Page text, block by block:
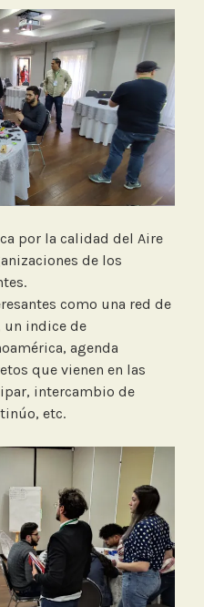
por la calidad del Aire
de los
como una red de
un indice de
agenda
que vienen en las
intercambio de
etc.